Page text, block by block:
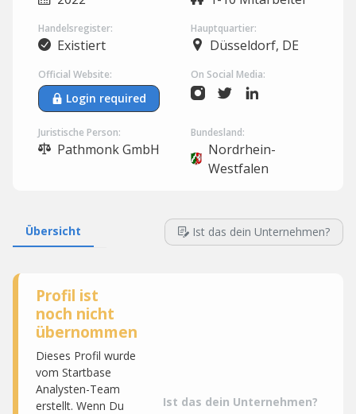
Handelsregister:
Existiert
Hauptquartier:
Düsseldorf, DE
Official Website:
Login required
On Social Media:
Juristische Person:
Pathmonk GmbH
Bundesland:
Nordrhein-
Westfalen
Übersicht Ist das dein Unternehmen?
Profil ist
noch nicht
übernommen
Dieses Profil wurde
vom Startbase
Analysten-Team
erstellt. Wenn Du
Ist das dein Unternehmen?